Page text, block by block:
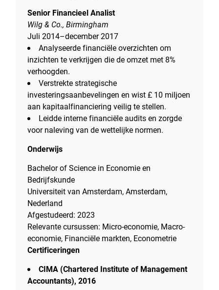
Senior Financieel Analist
Wilg & Co., Birmingham
Juli 2014–december 2017
Analyseerde financiële overzichten om
inzichten te verkrijgen die de omzet met 8%
verhoogden.
Verstrekte strategische
investeringsaanbevelingen en wist £ 10 miljoen
aan kapitaalfinanciering veilig te stellen.
Leidde interne financiële audits en zorgde
voor naleving van de wettelijke normen.
Onderwijs
Bachelor of Science in Economie en
Bedrijfskunde
Universiteit van Amsterdam, Amsterdam,
Nederland
Afgestudeerd: 2023
Relevante cursussen: Micro-economie, Macro-
economie, Financiële markten, Econometrie
Certificeringen
CIMA (Chartered Institute of Management
Accountants), 2016